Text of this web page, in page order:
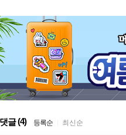
댓글(4) 등록순 최신순